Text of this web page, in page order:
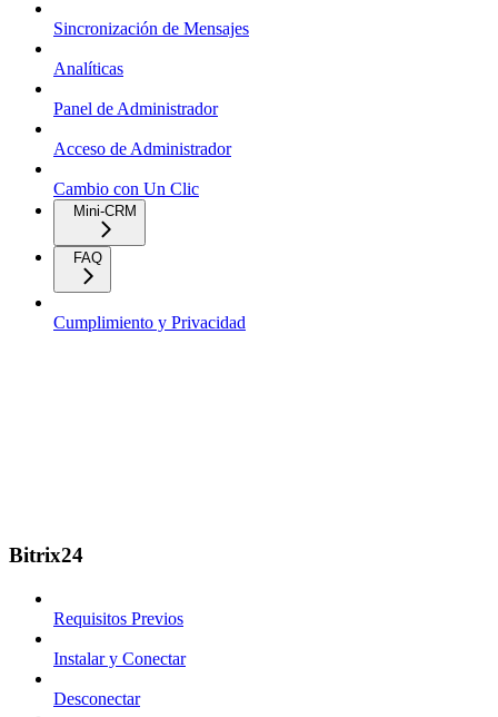
Sincronización de Mensajes
Analíticas
Panel de Administrador
Acceso de Administrador
Cambio con Un Clic
Mini-CRM
FAQ
Cumplimiento y Privacidad
Bitrix24
Requisitos Previos
Instalar y Conectar
Desconectar